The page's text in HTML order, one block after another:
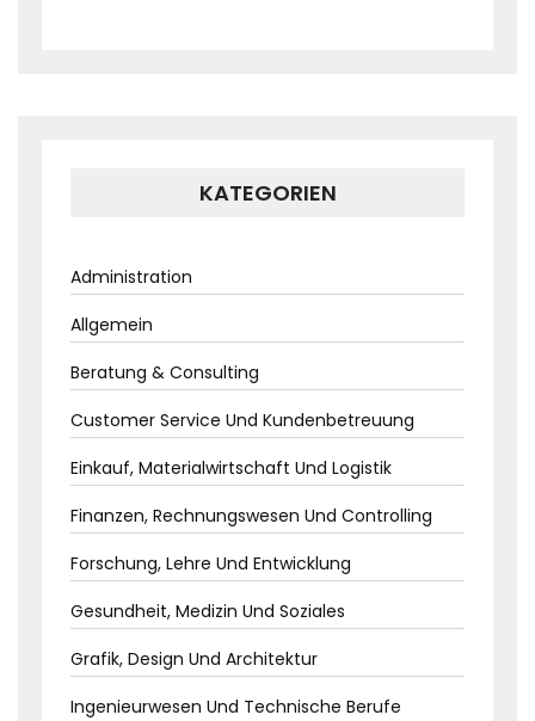
KATEGORIEN
Administration
Allgemein
Beratung & Consulting
Customer Service Und Kundenbetreuung
Einkauf, Materialwirtschaft Und Logistik
Finanzen, Rechnungswesen Und Controlling
Forschung, Lehre Und Entwicklung
Gesundheit, Medizin Und Soziales
Grafik, Design Und Architektur
Ingenieurwesen Und Technische Berufe